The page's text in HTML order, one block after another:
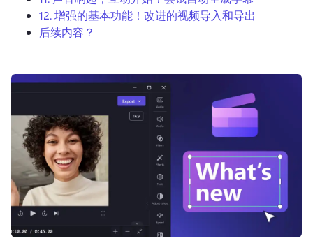
12. 增强的基本功能！改进的视频导入和导出
后续内容？